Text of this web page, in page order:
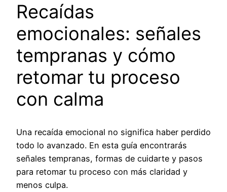
Recaídas
emocionales: señales
tempranas y cómo
retomar tu proceso
con calma
Una recaída emocional no significa haber perdido
todo lo avanzado. En esta guía encontrarás
señales tempranas, formas de cuidarte y pasos
para retomar tu proceso con más claridad y
menos culpa.